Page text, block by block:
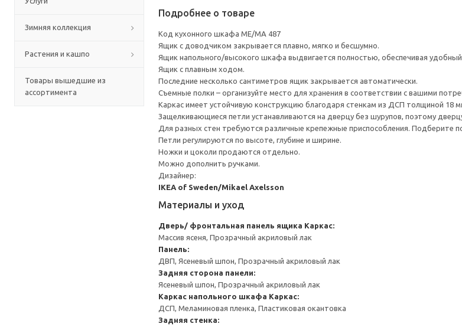
Зимняя коллекция
Растения и кашпо
Товары вышедшие из
ассортимента
Подробнее о товаре
Код кухонного шкафа ME/MA 487
Ящик с доводчиком закрывается плавно, мягко и бесшумно.
Ящик напольного/высокого шкафа выдвигается полностью, обеспечивая
Ящик с плавным ходом.
Последние несколько сантиметров ящик закрывается автоматически.
Съемные полки – организуйте место для хранения в соответствии с вашими
Каркас имеет устойчивую конструкцию благодаря стенкам из ДСП толщиной 18
Защелкивающиеся петли устанавливаются на дверцу без шурупов, поэтому
Для разных стен требуются различные крепежные приспособления.
Петли регулируются по высоте, глубине и ширине.
Ножки и цоколи продаются отдельно.
Можно дополнить ручками.
Дизайнер:
IKEA of Sweden/Mikael Axelsson
Материалы и уход
Дверь/ фронтальная панель ящика Каркас:
Массив ясеня, Прозрачный акриловый лак
Панель:
ДВП, Ясеневый шпон, Прозрачный акриловый лак
Задняя сторона панели:
Ясеневый шпон, Прозрачный акриловый лак
Каркас напольного шкафа Каркас:
ДСП, Меламиновая пленка, Пластиковая окантовка
Задняя стенка: